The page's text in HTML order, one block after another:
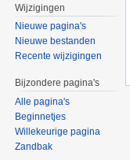
Wijzigingen
Nieuwe pagina's
Nieuwe bestanden
Recente wijzigingen
Bijzondere pagina's
Alle pagina's
Beginnetjes
Willekeurige pagina
Zandbak